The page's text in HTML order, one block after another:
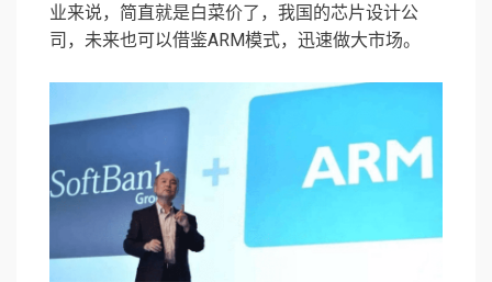
业来说，简直就是白菜价了，我国的芯片设计公
司，未来也可以借鉴ARM模式，迅速做大市场。